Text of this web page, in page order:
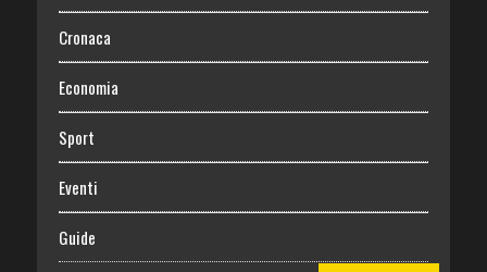
Cronaca
Economia
Sport
Eventi
Guide